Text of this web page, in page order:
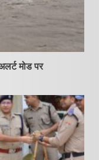
मोड पर